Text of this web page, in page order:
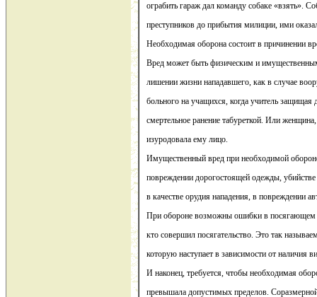
ограбить гараж дал команду собаке «взять».
преступников до прибытия милиции, ими
Необходимая оборона состоит в причинении
Вред может быть физическим и
лишении жизни нападавшего, как в случае
больного на учащихся, когда учитель
смертельное ранение табуреткой. Или
изуродовала ему лицо.
Имущественный вред при необходимой
повреждении дорогостоящей одежды,
в качестве орудия нападения, в повреждении
При обороне возможны ошибки в посягающем
кто совершил посягательство. Это так
которую наступает в зависимости от наличия
И наконец, требуется, чтобы необходимая
превышала допустимых пределов.